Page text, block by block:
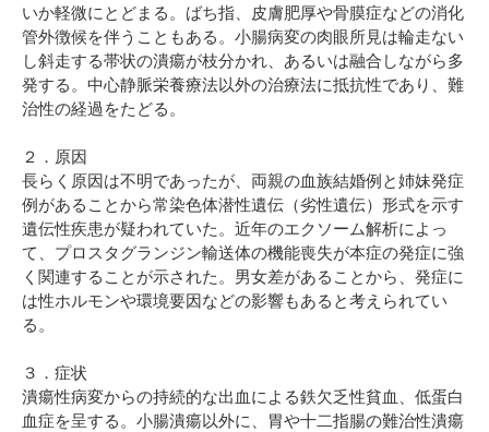
いか軽微にとどまる。ばち指、皮膚肥厚や骨膜症などの消化
管外徴候を伴うこともある。小腸病変の肉眼所見は輪走ない
し斜走する帯状の潰瘍が枝分かれ、あるいは融合しながら多
発する。中心静脈栄養療法以外の治療法に抵抗性であり、難
治性の経過をたどる。
２．原因
長らく原因は不明であったが、両親の血族結婚例と姉妹発症
例があることから常染色体潜性遺伝（劣性遺伝）形式を示す
遺伝性疾患が疑われていた。近年のエクソーム解析によっ
て、プロスタグランジン輸送体の機能喪失が本症の発症に強
く関連することが示された。男女差があることから、発症に
は性ホルモンや環境要因などの影響もあると考えられてい
る。
３．症状
潰瘍性病変からの持続的な出血による鉄欠乏性貧血、低蛋白
血症を呈する。小腸潰瘍以外に、胃や十二指腸の難治性潰瘍